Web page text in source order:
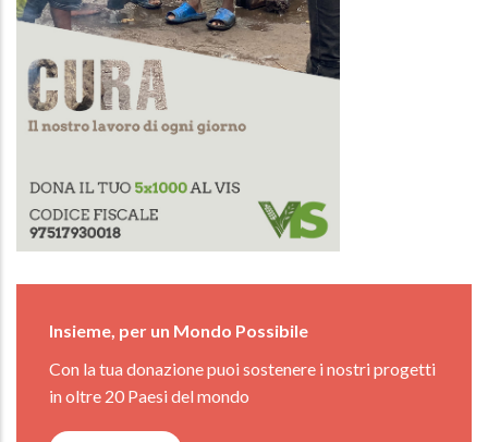
Insieme, per un Mondo Possibile
Con la tua donazione puoi sostenere i nostri progetti
in oltre 20 Paesi del mondo